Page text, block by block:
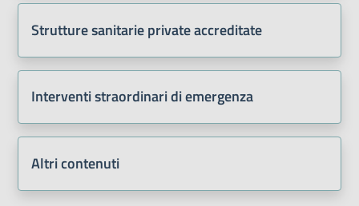
Strutture sanitarie private accreditate
Interventi straordinari di emergenza
Altri contenuti